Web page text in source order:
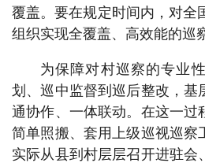
覆盖。要在规定时间内，对全
组织实现全覆盖、高效能的巡
为保障对村巡察的专业
划、巡中监督到巡后整改，基
通协作、一体联动。在这一过
简单照搬、套用上级巡视巡察
实际从县到村层层召开进驻会